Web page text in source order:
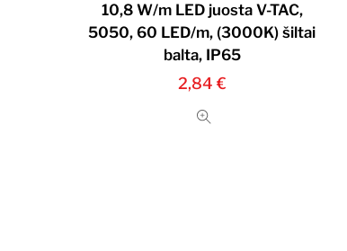
10,8 W/m LED juosta V-TAC,
5050, 60 LED/m, (3000K) šiltai
balta, IP65
2,84 €